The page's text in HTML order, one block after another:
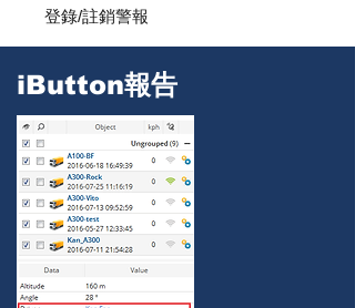
登錄/註銷警報
iButton報告